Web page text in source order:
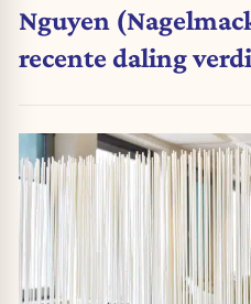
Nguyen
recente daling